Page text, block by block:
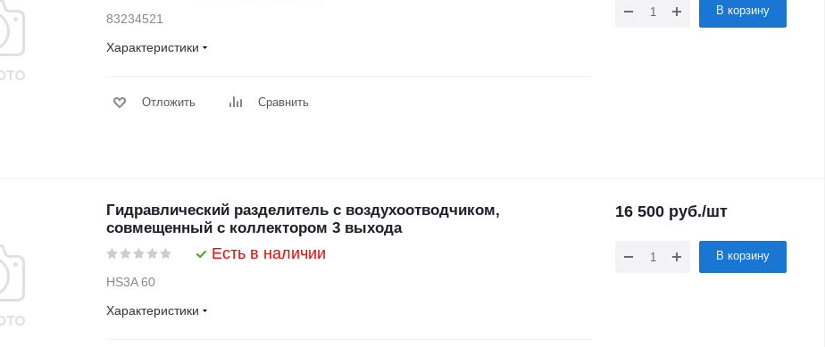
83234521
Характеристики
Отложить Сравнить
В корзину
Гидравлический разделитель с воздухоотводчиком,
совмещенный с коллектором 3 выхода
Есть в наличии
HS3A 60
Характеристики
16 500 руб./шт
В корзину